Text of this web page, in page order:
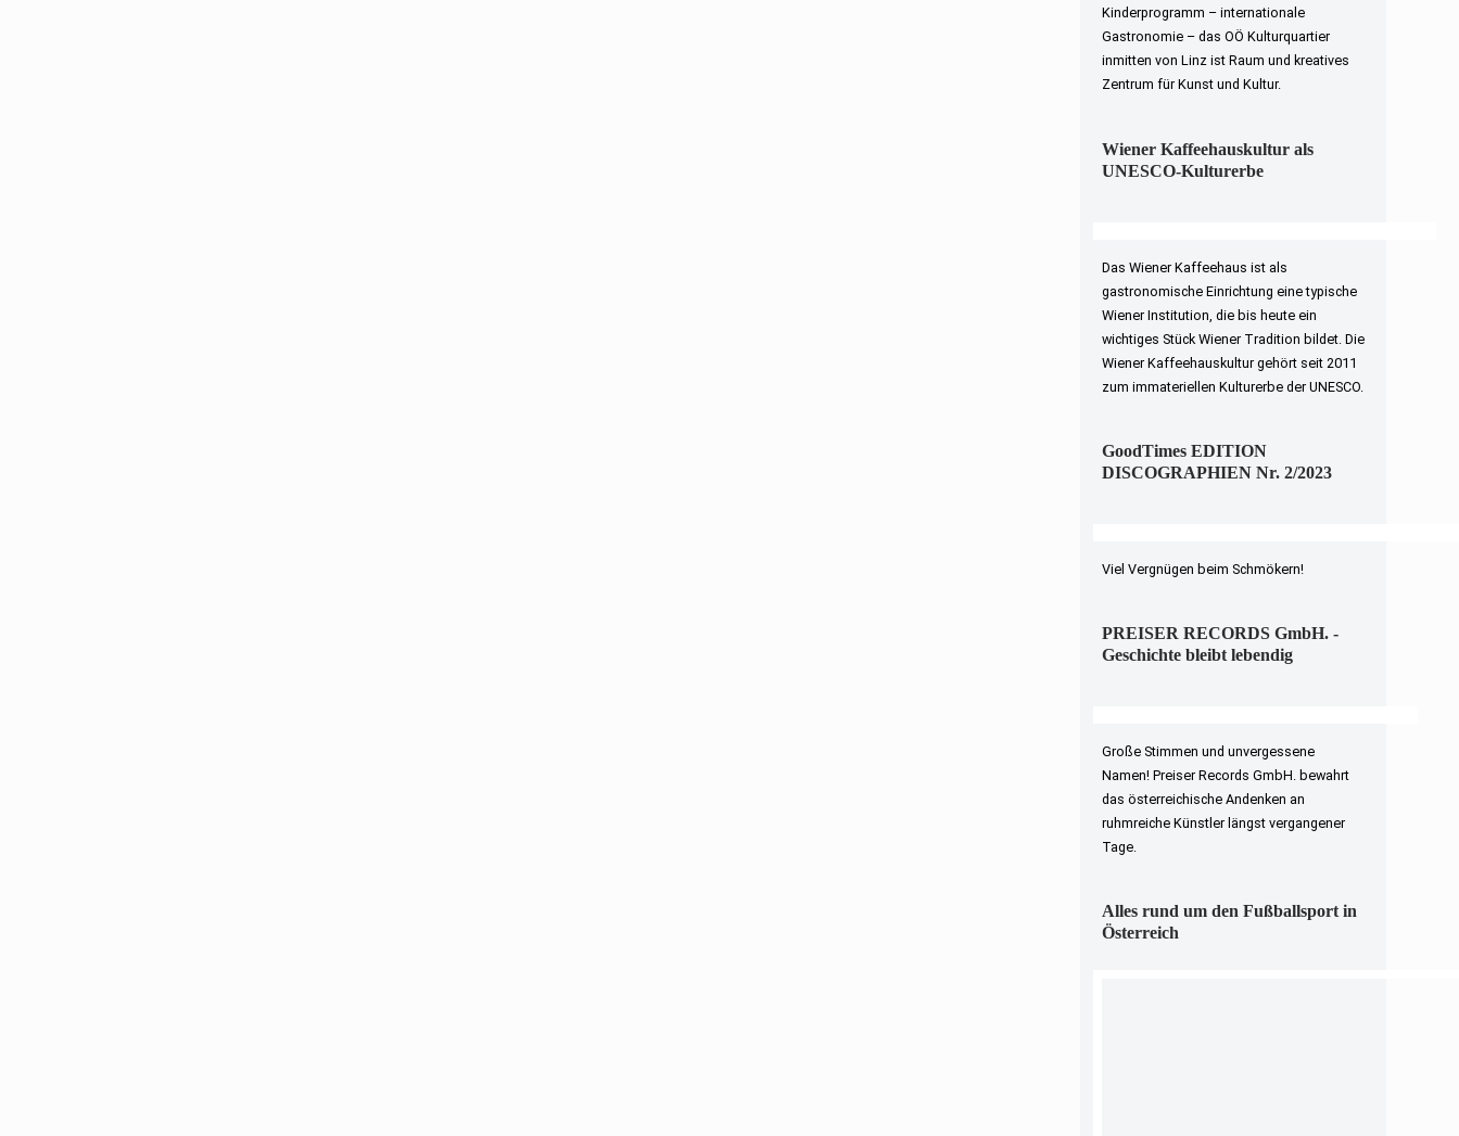
Kinderprogramm – internationale
Gastronomie – das OÖ Kulturquartier
inmitten von Linz ist Raum und kreatives
Zentrum für Kunst und Kultur.
Wiener Kaffeehauskultur als
UNESCO-Kulturerbe
Das Wiener Kaffeehaus ist als
gastronomische Einrichtung eine typische
Wiener Institution, die bis heute ein
wichtiges Stück Wiener Tradition bildet. Die
Wiener Kaffeehauskultur gehört seit 2011
zum immateriellen Kulturerbe der UNESCO.
GoodTimes EDITION
DISCOGRAPHIEN Nr. 2/2023
Viel Vergnügen beim Schmökern!
PREISER RECORDS GmbH. -
Geschichte bleibt lebendig
Große Stimmen und unvergessene
Namen! Preiser Records GmbH. bewahrt
das österreichische Andenken an
ruhmreiche Künstler längst vergangener
Tage.
Alles rund um den Fußballsport in
Österreich